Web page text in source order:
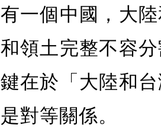
有一個中國，大
和領土完整不容
鍵在於「大陸和
是對等關係。